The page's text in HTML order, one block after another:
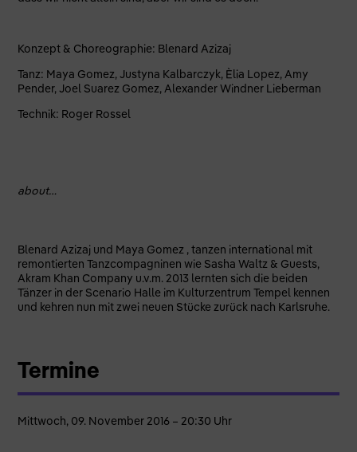
Konzept & Choreographie: Blenard Azizaj
Tanz: Maya Gomez, Justyna Kalbarczyk, Èlia Lopez, Amy
Pender, Joel Suarez Gomez, Alexander Windner Lieberman
Technik: Roger Rossel
about…
Blenard Azizaj und Maya Gomez , tanzen international mit
remontierten Tanzcompagninen wie Sasha Waltz & Guests,
Akram Khan Company u.v.m. 2013 lernten sich die beiden
Tänzer in der Scenario Halle im Kulturzentrum Tempel kennen
und kehren nun mit zwei neuen Stücke zurück nach Karlsruhe.
Termine
Mittwoch, 09. November 2016 – 20:30 Uhr